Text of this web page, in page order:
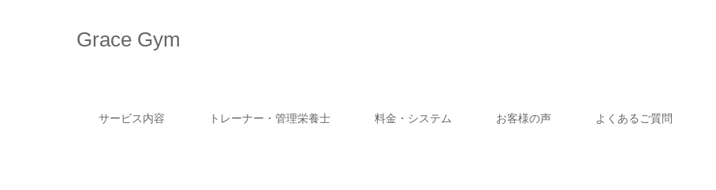
Grace Gym
サービス内容 トレーナー・管理栄養士 料金・システム お客様の声 よくあるご質問